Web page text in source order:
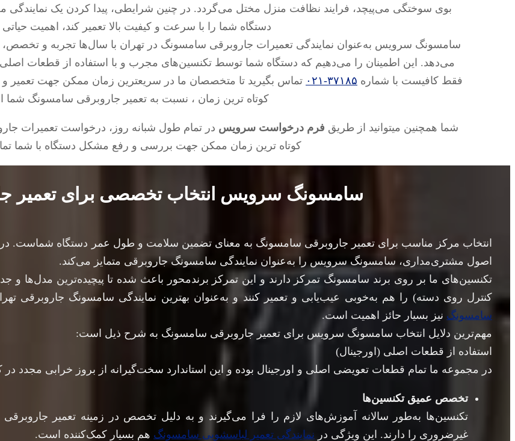
بوی سوختگی می‌پیچد، فرایند نظافت منزل مختل می‌گردد. در چنین شرایطی، پیدا کردن یک نمایندگی
دستگاه شما را با سرعت و کیفیت بالا تعمیر کند، اهمیت حیاتی
سامسونگ سرویس به‌عنوان نمایندگی تعمیرات جاروبرقی سامسونگ در تهران با سال‌ها تجربه و تخصص،
می‌دهد. این اطمینان را می‌دهیم که دستگاه شما توسط تکنسین‌های مجرب و با استفاده از قطعات اصلی
فقط کافیست با شماره ۳۷۱۸۵-۰۲۱
تماس بگیرید تا متخصصان ما در سریعترین زمان ممکن جهت
کوتاه ترین زمان ، نسبت به تعمیر جاروبرقی سامسونگ شما
شما همچنین میتوانید از طریق فرم درخواست سرویس در تمام طول شبانه روز، درخواست تعمیرات
کوتاه ترین زمان ممکن جهت بررسی و رفع مشکل دستگاه با شما
سامسونگ سرویس انتخاب تخصصی برای تعمیر
انتخاب مرکز مناسب برای تعمیر جاروبرقی سامسونگ به معنای تضمین سلامت و طول عمر دستگاه شماست. در
اصول مشتری‌مداری، سامسونگ سرویس را به‌عنوان نمایندگی سامسونگ جاروبرقی متمایز می‌کند.
تکنسین‌های ما بر روی برند سامسونگ تمرکز دارند و این تمرکز برندمحور باعث شده تا پیچیده‌ترین مدل‌ها و
کنترل روی دسته) را هم به‌خوبی عیب‌یابی و تعمیر کنند و به‌عنوان بهترین نمایندگی سامسونگ جاروبرقی
سامسونگ نیز بسیار حائز اهمیت است.
مهم‌ترین دلایل انتخاب سامسونگ سرویس برای تعمیر جاروبرقی سامسونگ به شرح ذیل است:
استفاده از قطعات اصلی (اورجینال)
در مجموعه ما تمام قطعات تعویضی اصلی و اورجینال بوده و این استاندارد سخت‌گیرانه از بروز خرابی مجدد
تخصص عمیق تکنسین‌ها
تکنسین‌ها به‌طور سالانه آموزش‌های لازم را فرا می‌گیرند و به دلیل تخصص در زمینه تعمیر
غیرضروری را دارند. این ویژگی در نمایندگی تعمیر لباسشویی سامسونگ هم بسیار کمک‌کننده است.